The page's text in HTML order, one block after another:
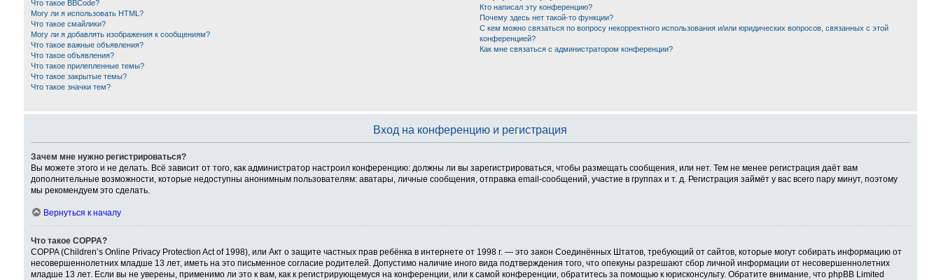
Что такое BBCode?
Могу ли я использовать HTML?
Что такое смайлики?
Могу ли я добавлять изображения к сообщениям?
Что такое важные объявления?
Что такое объявления?
Что такое прилепленные темы?
Что такое закрытые темы?
Что такое значки тем?
Кто написал эту конференцию?
Почему здесь нет такой-то функции?
С кем можно связаться по вопросу некорректного использования и/или юридических вопросов, связанных с этой
конференцией?
Как мне связаться с администратором конференции?
Вход на конференцию и регистрация
Зачем мне нужно регистрироваться?
Вы можете этого и не делать. Всё зависит от того, как администратор настроил конференцию: должны ли вы зарегистрироваться, чтобы размещать сообщения, или нет. Тем не менее регистрация даёт вам
дополнительные возможности, которые недоступны анонимным пользователям: аватары, личные сообщения, отправка email-сообщений, участие в группах и т. д. Регистрация займёт у вас всего пару минут, поэтому
мы рекомендуем это сделать.
Вернуться к началу
Что такое COPPA?
COPPA (Children’s Online Privacy Protection Act of 1998), или Акт о защите частных прав ребёнка в интернете от 1998 г. — это закон Соединённых Штатов, требующий от сайтов, которые могут собирать информацию от
несовершеннолетних младше 13 лет, иметь на это письменное согласие родителей. Допустимо наличие иного вида подтверждения того, что опекуны разрешают сбор личной информации от несовершеннолетних
младше 13 лет. Если вы не уверены, применимо ли это к вам, как к регистрирующемуся на конференции, или к самой конференции, обратитесь за помощью к юрисконсульту. Обратите внимание, что phpBB Limited